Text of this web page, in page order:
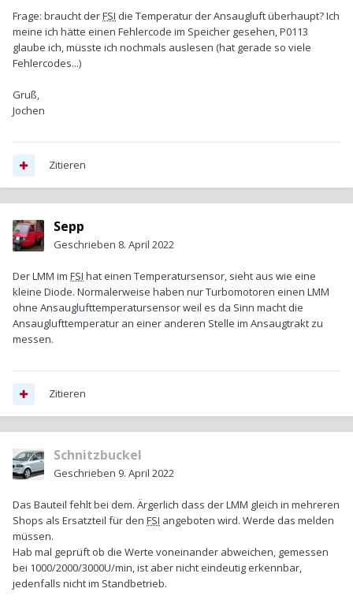
Frage: braucht derFSI die Temperatur der Ansaugluft überhaupt? Ich
meine ich hätte einen Fehlercode im Speicher gesehen, P0113
glaube ich, müsste ich nochmals auslesen (hat gerade so viele
Fehlercodes...)
Gruß,
Jochen
Zitieren
Sepp
Geschrieben 8. April 2022
Der LMM im FSI hat einen Temperatursensor, sieht aus wie eine
kleine Diode. Normalerweise haben nur Turbomotoren einen LMM
ohne Ansauglufttemperatursensor weil es da Sinn macht die
Ansauglufttemperatur an einer anderen Stelle im Ansaugtrakt zu
messen.
Zitieren
Schnitzbuckel
Geschrieben 9. April 2022
Das Bauteil fehlt bei dem. Ärgerlich dass der LMM gleich in mehreren
Shops als Ersatzteil für den FSI angeboten wird. Werde das melden
müssen.
Hab mal geprüft ob die Werte voneinander abweichen, gemessen
bei 1000/2000/3000U/min, ist aber nicht eindeutig erkennbar,
jedenfalls nicht im Standbetrieb.